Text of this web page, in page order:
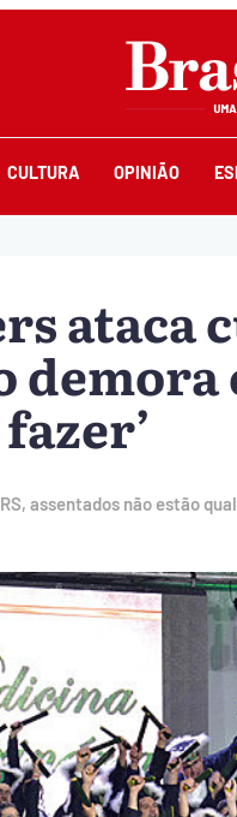
CULTURA OPINIÃO
ataca
assentados não estão